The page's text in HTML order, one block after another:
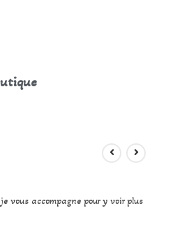
vous accompagne pour y voir plus